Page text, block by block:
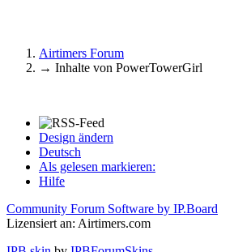
Airtimers Forum
→ Inhalte von PowerTowerGirl
Design ändern
Deutsch
Als gelesen markieren:
Hilfe
Community Forum Software by IP.Board
Lizensiert an: Airtimers.com